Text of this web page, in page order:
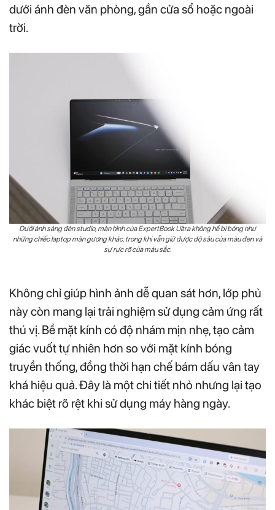
dưới ánh đèn văn phòng, gần cửa sổ hoặc ngoài
trời.
Dưới ánh sáng đèn studio, màn hình của ExpertBook Ultra không hề bị bóng như
những chiếc laptop màn gương khác, trong khi vẫn giữ được độ sâu của màu đen và
sự rực rỡ của màu sắc.
Không chỉ giúp hình ảnh dễ quan sát hơn, lớp phủ
này còn mang lại trải nghiệm sử dụng cảm ứng rất
thú vị. Bề mặt kính có độ nhám mịn nhẹ, tạo cảm
giác vuốt tự nhiên hơn so với mặt kính bóng
truyền thống, đồng thời hạn chế bám dấu vân tay
khá hiệu quả. Đây là một chi tiết nhỏ nhưng lại tạo
khác biệt rõ rệt khi sử dụng máy hàng ngày.